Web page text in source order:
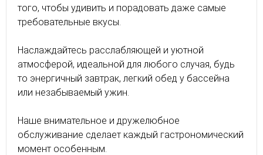
того, чтобы удивить и порадовать даже самые
требовательные вкусы.
Наслаждайтесь расслабляющей и уютной
атмосферой, идеальной для любого случая, будь
то энергичный завтрак, легкий обед у бассейна
или незабываемый ужин.
Наше внимательное и дружелюбное
обслуживание сделает каждый гастрономический
момент особенным.